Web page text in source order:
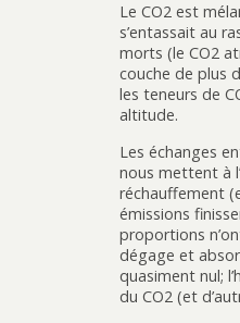
Le CO2 est
s’entassait au
morts (le CO2
couche de plus
les teneurs de
altitude.
Les échanges
nous mettent à
réchauffement
émissions
proportions
dégage et
quasiment nul;
du CO2 (et